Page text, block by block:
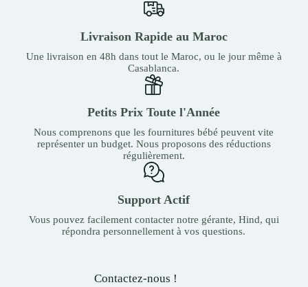
Livraison Rapide au Maroc
Une livraison en 48h dans tout le Maroc, ou le jour même à
Casablanca.
Petits Prix Toute l'Année
Nous comprenons que les fournitures bébé peuvent vite
représenter un budget. Nous proposons des réductions
régulièrement.
Support Actif
Vous pouvez facilement contacter notre gérante, Hind, qui
répondra personnellement à vos questions.
Contactez-nous !